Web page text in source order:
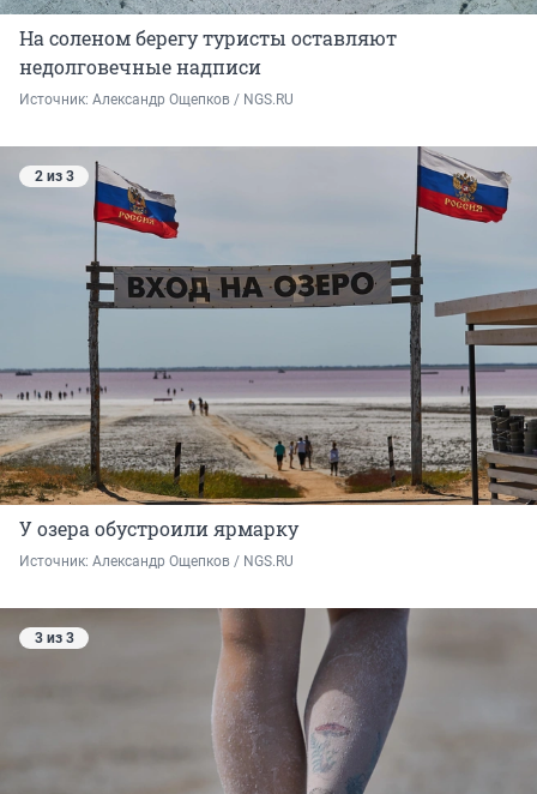
На соленом берегу туристы оставляют
недолговечные надписи
Источник: Александр Ощепков / NGS.RU
2 из 3
У озера обустроили ярмарку
Источник: Александр Ощепков / NGS.RU
3 из 3